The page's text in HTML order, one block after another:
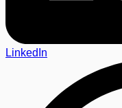
LinkedIn